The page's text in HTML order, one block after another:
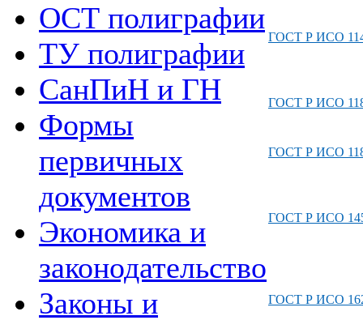
ОСТ полиграфии
ТУ полиграфии
СанПиН и ГН
Формы
первичных
документов
Экономика и
законодательство
Законы и
ГОСТ Р ИСО
ГОСТ Р ИСО
ГОСТ Р ИСО
ГОСТ Р ИСО
ГОСТ Р ИСО